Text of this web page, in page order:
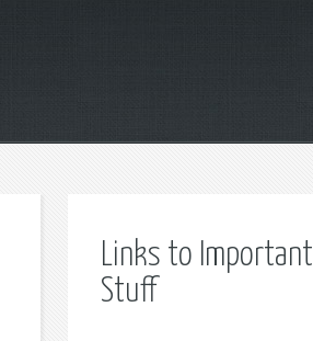
Links to Important
Stuff